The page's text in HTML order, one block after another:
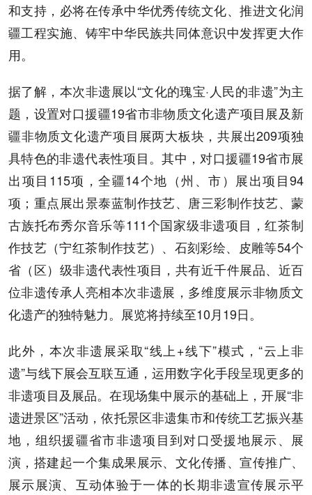
和支持，必将在传承中华优秀传统文化、推进文化润
疆工程实施、铸牢中华民族共同体意识中发挥更大作
用。
据了解，本次非遗展以“文化的瑰宝·人民的非遗”为主
题，设置对口援疆19省市非物质文化遗产项目展及新
疆非物质文化遗产项目展两大板块，共展出209项独
具特色的非遗代表性项目。其中，对口援疆19省市展
出项目115项，全疆14个地（州、市）展出项目94
项；重点展出景泰蓝制作技艺、唐三彩制作技艺、蒙
古族托布秀尔音乐等111个国家级非遗项目，红茶制
作技艺（宁红茶制作技艺）、石刻彩绘、皮雕等54个
省（区）级非遗代表性项目，共有近千件展品、近百
位非遗传承人亮相本次非遗展，多维度展示非物质文
化遗产的独特魅力。展览将持续至10月19日。
此外，本次非遗展采取“线上+线下”模式，“云上非
遗”与线下展会互联互通，运用数字化手段呈现更多的
非遗项目及展品。在现场集中展示的基础上，开展“非
遗进景区”活动，依托景区非遗集市和传统工艺振兴基
地，组织援疆省市非遗项目到对口受援地展示、展
演，搭建起一个集成果展示、文化传播、宣传推广、
展示展演、互动体验于一体的长期非遗宣传展示平